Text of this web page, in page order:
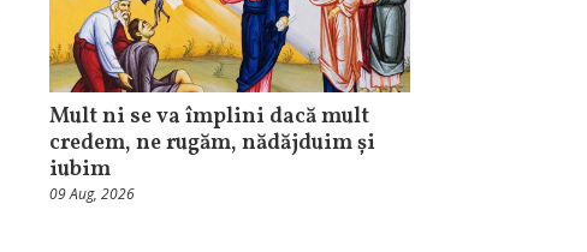
Mult ni se va împlini dacă mult
credem, ne rugăm, nădăjduim și
iubim
09 Aug, 2026